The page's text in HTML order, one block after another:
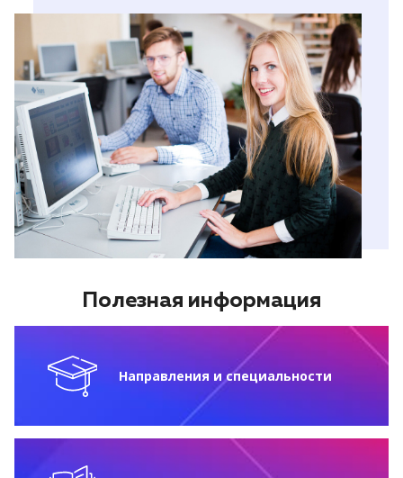
Полезная информация
Направления и специальности